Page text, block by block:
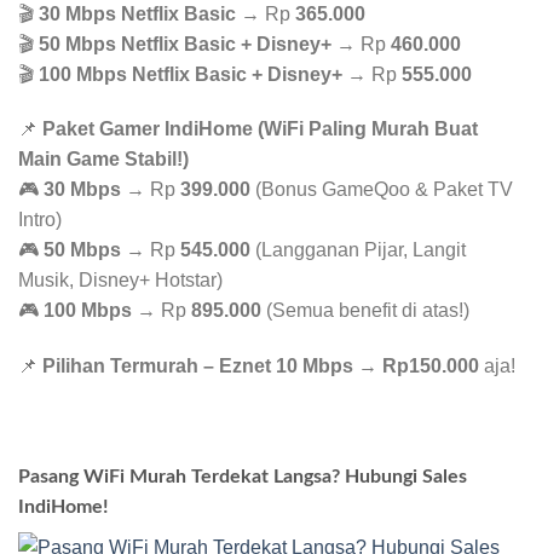
🎬 30 Mbps Netflix Basic → Rp 365.000
🎬 50 Mbps Netflix Basic + Disney+ → Rp 460.000
🎬 100 Mbps Netflix Basic + Disney+ → Rp 555.000
📌 Paket Gamer IndiHome (WiFi Paling Murah Buat
Main Game Stabil!)
🎮 30 Mbps → Rp 399.000 (Bonus GameQoo & Paket TV
Intro)
🎮 50 Mbps → Rp 545.000 (Langganan Pijar, Langit
Musik, Disney+ Hotstar)
🎮 100 Mbps → Rp 895.000 (Semua benefit di atas!)
📌 Pilihan Termurah – Eznet 10 Mbps → Rp150.000 aja!
Pasang WiFi Murah Terdekat Langsa? Hubungi Sales
IndiHome!